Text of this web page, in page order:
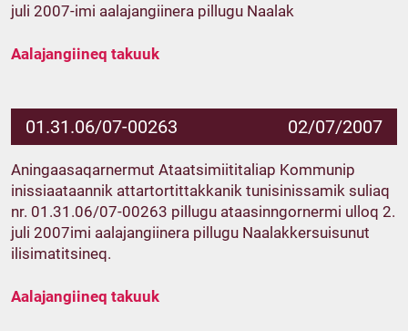
juli 2007-imi aalajangiinera pillugu Naalak
Aalajangiineq takuuk
01.31.06/07-00263 02/07/2007
Aningaasaqarnermut Ataatsimiititaliap Kommunip
inissiaataannik attartortittakkanik tunisinissamik suliaq
nr. 01.31.06/07-00263 pillugu ataasinngornermi ulloq 2.
juli 2007imi aalajangiinera pillugu Naalakkersuisunut
ilisimatitsineq.
Aalajangiineq takuuk